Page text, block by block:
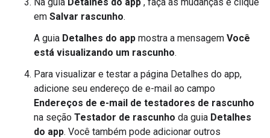
em Salvar rascunho.
A guia Detalhes do app mostra a mensagem Você
está visualizando um rascunho.
Para visualizar e testar a página Detalhes do app,
adicione seu endereço de e-mail ao campo
Endereços de e-mail de testadores de rascunho
na seção Testador de rascunho da guia Detalhes
do app. Você também pode adicionar outros